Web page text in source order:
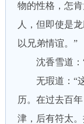
物的性格，怎
人，但即使是
以兄弟情谊。”
沈香雪道：“
无瑕道：“这
历。在过去百
津，后有符太